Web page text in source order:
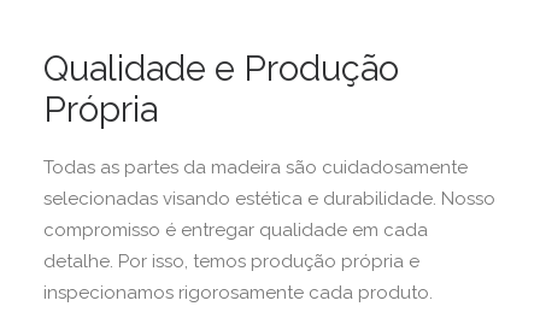
Qualidade e Produção
Própria
Todas as partes da madeira são cuidadosamente
selecionadas visando estética e durabilidade. Nosso
compromisso é entregar qualidade em cada
detalhe. Por isso, temos produção própria e
inspecionamos rigorosamente cada produto.